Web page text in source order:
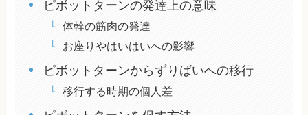
ピボットターンの発達上の意味
体幹の筋肉の発達
お座りやはいはいへの影響
ピボットターンからずりばいへの移行
移行する時期の個人差